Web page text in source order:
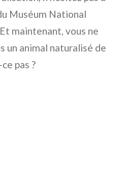
Muséum National
maintenant, vous ne
un animal naturalisé de
pas ?